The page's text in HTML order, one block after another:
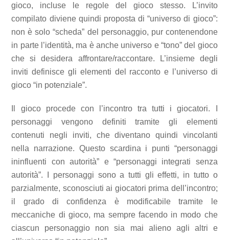
gioco, incluse le regole del gioco stesso. L’invito
compilato diviene quindi proposta di “universo di gioco”:
non è solo “scheda” del personaggio, pur contenendone
in parte l’identità, ma è anche universo e “tono” del gioco
che si desidera affrontare/raccontare. L’insieme degli
inviti definisce gli elementi del racconto e l’universo di
gioco “in potenziale”.
Il gioco procede con l’incontro tra tutti i giocatori. I
personaggi vengono definiti tramite gli elementi
contenuti negli inviti, che diventano quindi vincolanti
nella narrazione. Questo scardina i punti “personaggi
ininfluenti con autorità” e “personaggi integrati senza
autorità”. I personaggi sono a tutti gli effetti, in tutto o
parzialmente, sconosciuti ai giocatori prima dell’incontro;
il grado di confidenza è modificabile tramite le
meccaniche di gioco, ma sempre facendo in modo che
ciascun personaggio non sia mai alieno agli altri e